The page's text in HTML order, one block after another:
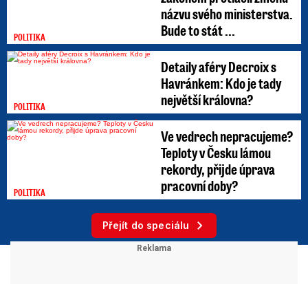
POLITIKA
názvu svého ministerstva.
Bude to stát ...
POLITIKA
Detaily aféry Decroix s
Havránkem: Kdo je tady
největší královna?
POLITIKA
Ve vedrech nepracujeme?
Teploty v Česku lámou
rekordy, přijde úprava
pracovní doby?
Přejít do speciálu